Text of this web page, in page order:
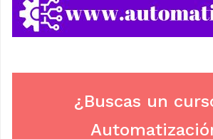
¿Buscas un